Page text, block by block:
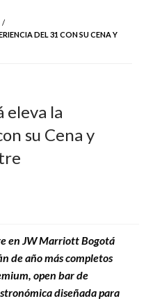
DEL 31 CON SU CENA Y
la
su Cena y
en JW Marriott Bogotá
de año más completos
open bar de
diseñada para